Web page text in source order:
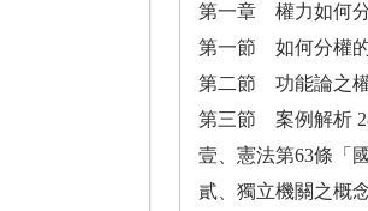
第一章 權力如何
第一節 如何分權
第二節 功能論之
第三節 案例解析
壹、憲法第63條「
貳、獨立機關之概